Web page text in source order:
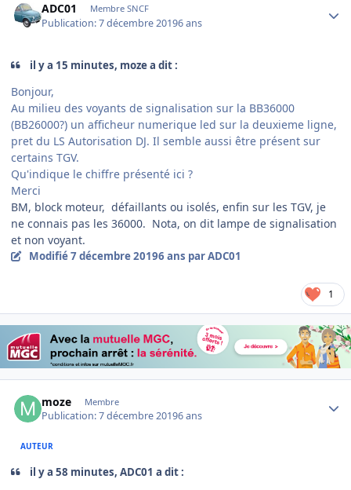
ADC01 Membre SNCF
Publication:7 décembre 20196 ans
il y a 15 minutes, moze a dit :
Bonjour,
Au milieu des voyants de signalisation sur la BB36000
(BB26000?) un afficheur numerique led sur la deuxieme ligne,
pret du LS Autorisation DJ. Il semble aussi être présent sur
certains TGV.
Qu'indique le chiffre présenté ici ?
Merci
BM, block moteur, défaillants ou isolés, enfin sur les TGV, je
ne connais pas les 36000. Nota, on dit lampe de signalisation
et non voyant.
Modifié7 décembre 20196 ans par ADC01
1
moze Membre
Publication:7 décembre 20196 ans
AUTEUR
il y a 58 minutes, ADC01 a dit :